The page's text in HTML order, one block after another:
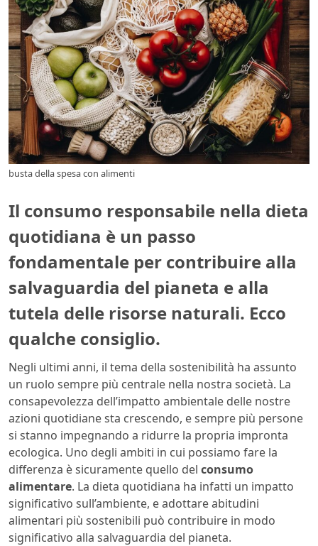
busta della spesa con alimenti
Il consumo responsabile nella dieta
quotidiana è un passo
fondamentale per contribuire alla
salvaguardia del pianeta e alla
tutela delle risorse naturali. Ecco
qualche consiglio.
Negli ultimi anni, il tema della sostenibilità ha assunto
un ruolo sempre più centrale nella nostra società. La
consapevolezza dell’impatto ambientale delle nostre
azioni quotidiane sta crescendo, e sempre più persone
si stanno impegnando a ridurre la propria impronta
ecologica. Uno degli ambiti in cui possiamo fare la
differenza è sicuramente quello del consumo
alimentare. La dieta quotidiana ha infatti un impatto
significativo sull’ambiente, e adottare abitudini
alimentari più sostenibili può contribuire in modo
significativo alla salvaguardia del pianeta.